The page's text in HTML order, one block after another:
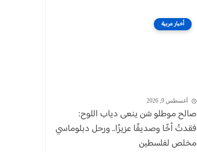
أخبار عربية
أغسطس 9, 2026
صالح موطلو شن ينعى دياب اللوح:
فقدتُ أخًا وصديقًا عزيزًا.. ورحل دبلوماسي
مخلص لفلسطين